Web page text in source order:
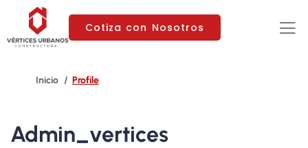
Cotiza con Nosotros
Profile
Admin_vertices